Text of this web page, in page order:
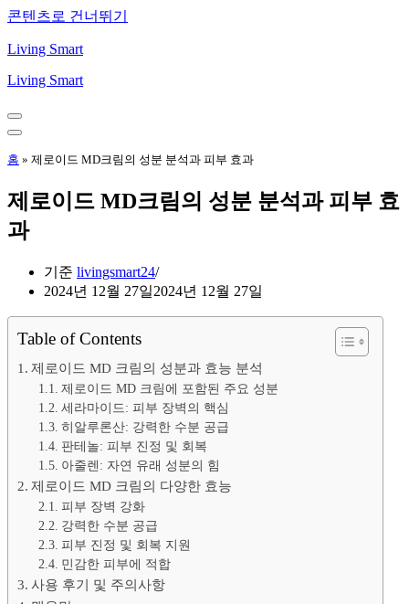
콘텐츠로 건너뛰기
Living Smart
Living Smart
내
비
게
션
메
뉴
내
비
이
션
메
뉴
홈 » 제로이드 MD크림의 성분 분석과 피부 효과
제로이드 MD크림의 성분 분석과 피부 효
과
기준 livingsmart24
2024년 12월 27일2024년 12월 27일
Table of Contents
제로이드 MD 크림의 성분과 효능 분석
제로이드 MD 크림에 포함된 주요 성분
세라마이드: 피부 장벽의 핵심
히알루론산: 강력한 수분 공급
판테놀: 피부 진정 및 회복
아줄렌: 자연 유래 성분의 힘
제로이드 MD 크림의 다양한 효능
피부 장벽 강화
강력한 수분 공급
피부 진정 및 회복 지원
민감한 피부에 적합
사용 후기 및 주의사항